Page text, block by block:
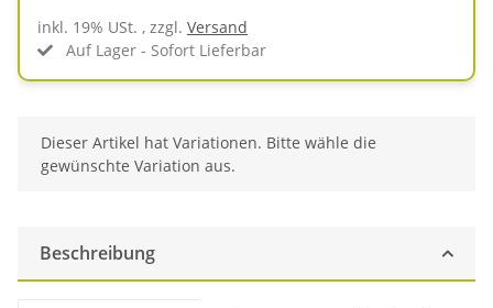
inkl. 19% USt. , zzgl. Versand
Auf Lager - Sofort Lieferbar
x
Dieser Artikel hat Variationen. Bitte wähle die
gewünschte Variation aus.
Beschreibung